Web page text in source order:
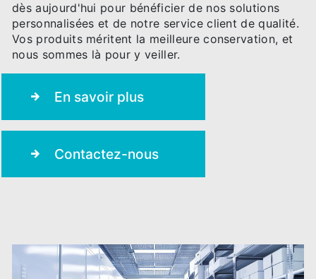
dès aujourd'hui pour bénéficier de nos solutions
personnalisées et de notre service client de qualité.
Vos produits méritent la meilleure conservation, et
nous sommes là pour y veiller.
En savoir plus
Contactez-nous